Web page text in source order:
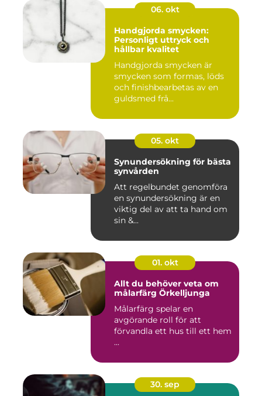
06. okt
Handgjorda smycken:
Personligt uttryck och
hållbar kvalitet
Handgjorda smycken är
smycken som formas, löds
och finishbearbetas av en
guldsmed frå...
05. okt
Synundersökning för bästa
synvården
Att regelbundet genomföra
en synundersökning är en
viktig del av att ta hand om
sin &...
01. okt
Allt du behöver veta om
målarfärg Örkelljunga
Målarfärg spelar en
avgörande roll för att
förvandla ett hus till ett hem
...
30. sep